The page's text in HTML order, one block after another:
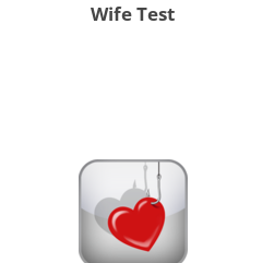
Wife Test